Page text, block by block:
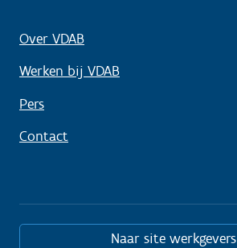
Over VDAB
Werken bij VDAB
Pers
Contact
Naar site werkgevers